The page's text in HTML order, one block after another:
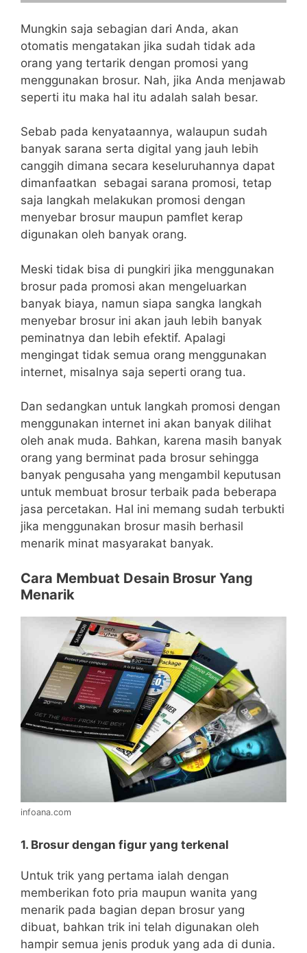
Mungkin saja sebagian dari Anda, akan
otomatis mengatakan jika sudah tidak ada
orang yang tertarik dengan promosi yang
menggunakan brosur. Nah, jika Anda menjawab
seperti itu maka hal itu adalah salah besar.
Sebab pada kenyataannya, walaupun sudah
banyak sarana serta digital yang jauh lebih
canggih dimana secara keseluruhannya dapat
dimanfaatkan sebagai sarana promosi, tetap
saja langkah melakukan promosi dengan
menyebar brosur maupun pamflet kerap
digunakan oleh banyak orang.
Meski tidak bisa di pungkiri jika menggunakan
brosur pada promosi akan mengeluarkan
banyak biaya, namun siapa sangka langkah
menyebar brosur ini akan jauh lebih banyak
peminatnya dan lebih efektif. Apalagi
mengingat tidak semua orang menggunakan
internet, misalnya saja seperti orang tua.
Dan sedangkan untuk langkah promosi dengan
menggunakan internet ini akan banyak dilihat
oleh anak muda. Bahkan, karena masih banyak
orang yang berminat pada brosur sehingga
banyak pengusaha yang mengambil keputusan
untuk membuat brosur terbaik pada beberapa
jasa percetakan. Hal ini memang sudah terbukti
jika menggunakan brosur masih berhasil
menarik minat masyarakat banyak.
Cara Membuat Desain Brosur Yang
Menarik
infoana.com
1. Brosur dengan figur yang terkenal
Untuk trik yang pertama ialah dengan
memberikan foto pria maupun wanita yang
menarik pada bagian depan brosur yang
dibuat, bahkan trik ini telah digunakan oleh
hampir semua jenis produk yang ada di dunia.